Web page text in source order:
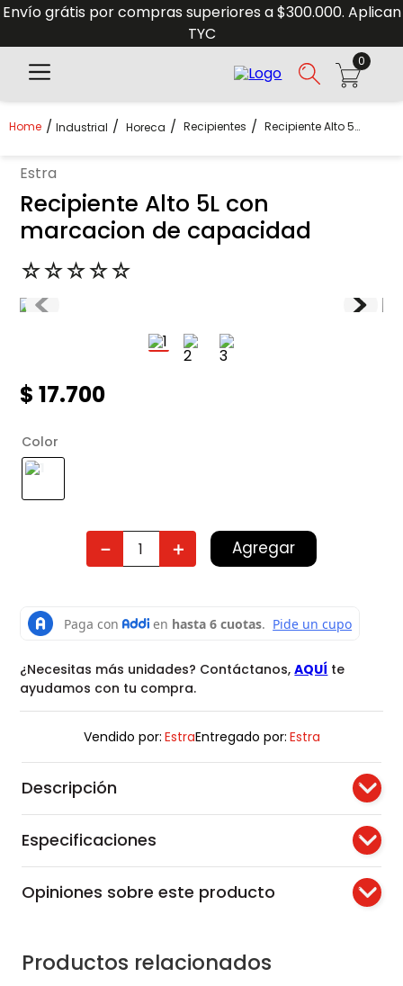
Envío grátis por compras superiores a $300.000. Aplican
TYC
0
Industrial Horeca Recipientes Recipiente Alto 5L Con Marcacion De Capacidad
estra
Recipiente Alto 5L con
marcacion de capacidad
☆☆☆☆☆
$ 17.700
Color
＋
－ Agregar
¿Necesitas más unidades? Contáctanos,AQUÍ te
ayudamos con tu compra.
Vendido por: EstraEntregado por: Estra
Descripción
Especificaciones
Opiniones sobre este producto
Productos relacionados